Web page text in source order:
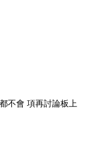
不會 項再討論板上